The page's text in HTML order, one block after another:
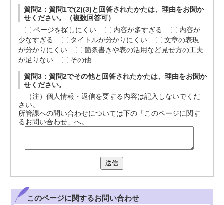
質問2：質問1で(2)(3)と回答されたかたは、理由をお聞か
せください。（複数回答可）
ページを探しにくい
内容が多すぎる
内容が
少なすぎる
タイトルが分かりにくい
文章の表現
が分かりにくい
箇条書きや表の活用など見せ方の工夫
が足りない
その他
質問3：質問2でその他と回答されたかたは、理由をお聞か
せください。
（注）個人情報・返信を要する内容は記入しないでくだ
さい。
所管課への問い合わせについては下の「このページに関す
るお問い合わせ」へ。
送信
このページに関するお問い合わせ